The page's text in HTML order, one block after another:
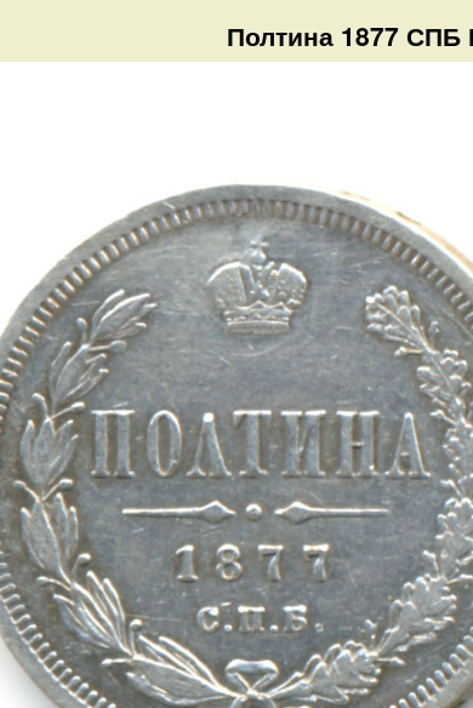
Полтина 1877 СПБ